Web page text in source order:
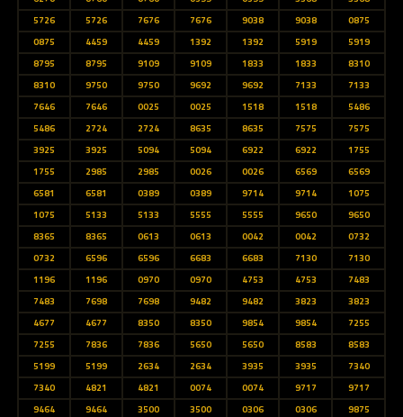
5726
5726 7676 7676 9038 9038
0875
0875
4459 4459 1392 1392 5919
5919
8795
8795 9109 9109 1833 1833
8310
8310
9750 9750 9692 9692 7133
7133
7646
7646 0025 0025 1518 1518
5486
5486
2724 2724 8635 8635 7575
7575
3925
3925 5094 5094 6922 6922
1755
1755
2985 2985 0026 0026 6569
6569
6581
6581 0389 0389 9714 9714
1075
1075
5133 5133 5555 5555 9650
9650
8365
8365 0613 0613 0042 0042
0732
0732
6596 6596 6683 6683 7130
7130
1196
1196 0970 0970 4753 4753
7483
7483
7698 7698 9482 9482 3823
3823
4677
4677 8350 8350 9854 9854
7255
7255
7836 7836 5650 5650 8583
8583
5199
5199 2634 2634 3935 3935
7340
7340
4821 4821 0074 0074 9717
9717
9464
9464 3500 3500 0306 0306
9875